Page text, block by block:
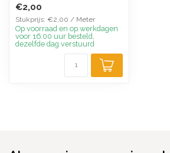
€2,00
Stukprijs: €2,00 / Meter
Op voorraad en op werkdagen
voor 16.00 uur besteld,
dezelfde dag verstuurd